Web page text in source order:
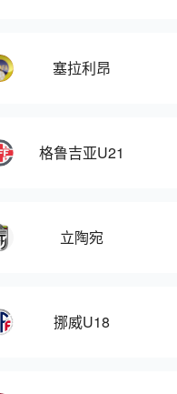
塞拉利昂
格鲁吉亚U21
立陶宛
挪威U18